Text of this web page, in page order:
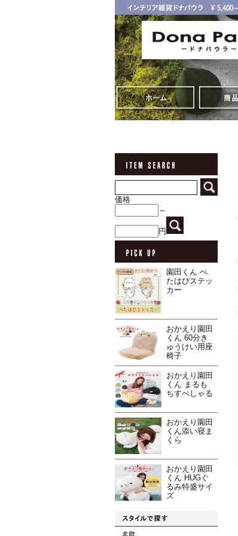
価格
～
円
園田くん ぺ
たはぴステッ
カー
おかえり園田
くん 60分き
ゅうけい用座
椅子
おかえり園田
くん まるも
ちすぺしゃる
おかえり園田
くん添い寝ま
くら
おかえり園田
くん HUGぐ
るみ特盛サイ
ズ